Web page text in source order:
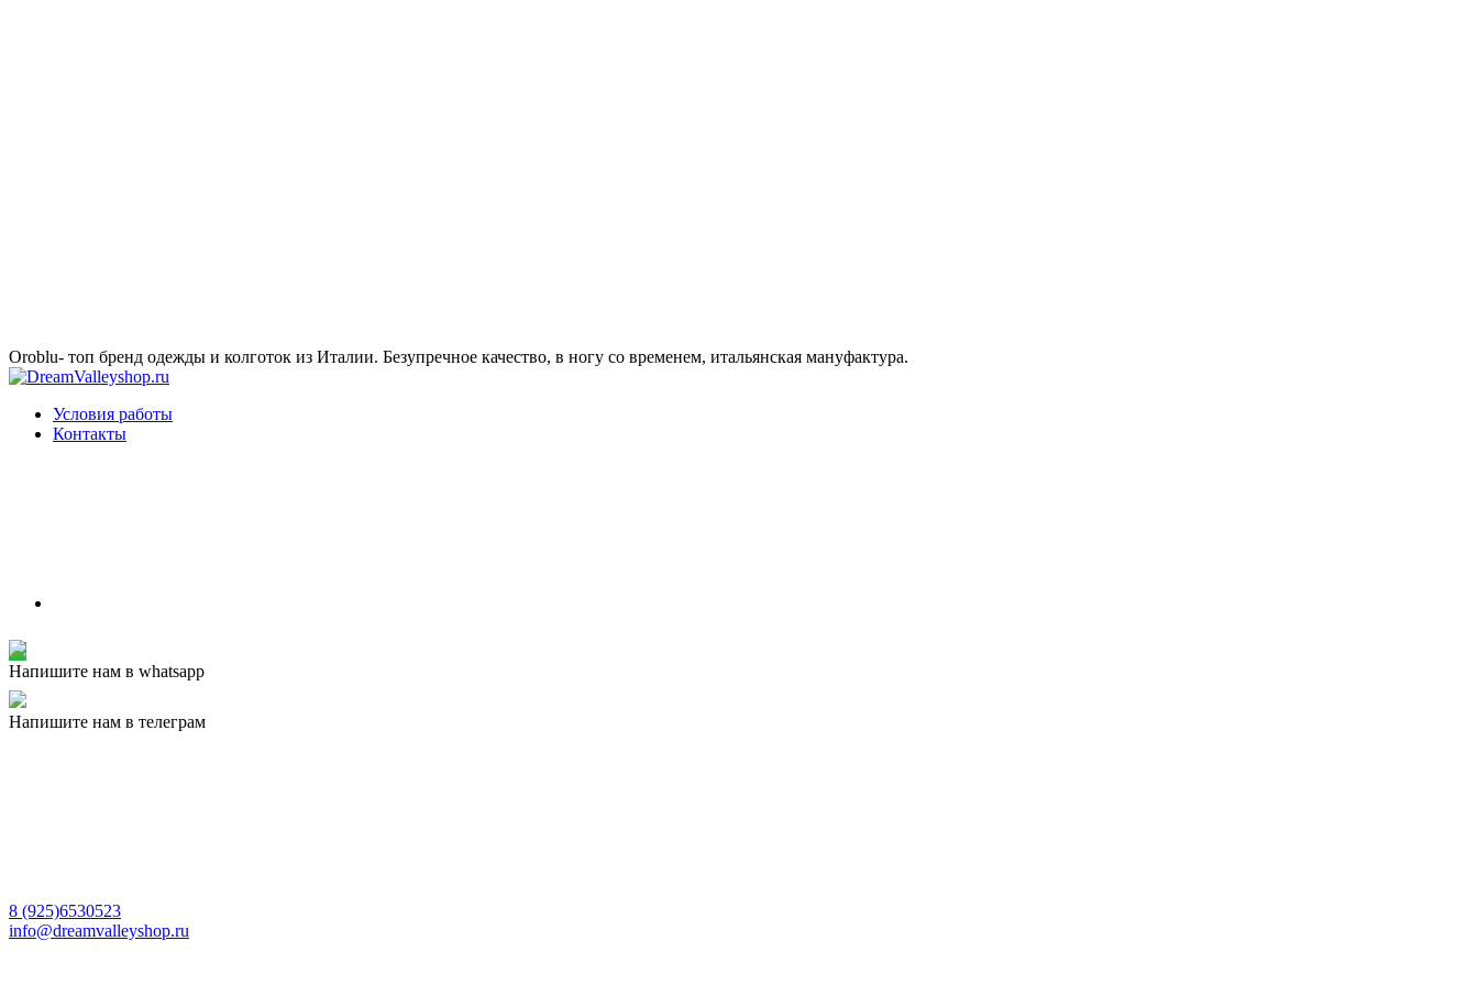
Oroblu- топ бренд одежды и колготок из Италии. Безупречное качество, в ногу со временем, итальянская мануфактура.
Условия работы
Контакты
Напишите нам в whatsapp
Напишите нам в телеграм
8 (925)6530523
info@dreamvalleyshop.ru